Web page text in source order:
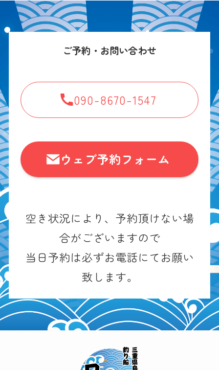
ご予約・お問い合わせ
090-8670-1547
ウェブ予約フォーム
空き状況により、予約頂けない場
合がございますので
当日予約は必ずお電話にてお願い
致します。